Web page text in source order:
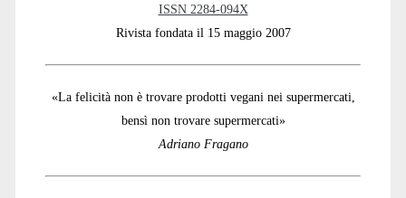
ISSN 2284-094X
Rivista fondata il 15 maggio 2007
«La felicità non è trovare prodotti vegani nei supermercati,
bensì non trovare supermercati»
Adriano Fragano